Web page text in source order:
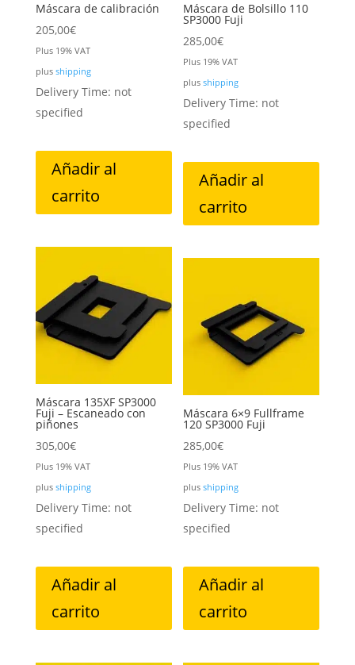
Máscara de calibración
205,00€
Plus 19% VAT
plus shipping
Delivery Time: not
specified
Añadir al
carrito
Máscara de Bolsillo 110
SP3000 Fuji
285,00€
Plus 19% VAT
plusshipping
Delivery Time: not
specified
Añadir al
carrito
Máscara 135XF SP3000
Fuji – Escaneado con
piñones
305,00€
Plus 19% VAT
plus shipping
Delivery Time: not
specified
Añadir al
carrito
Máscara 6×9 Fullframe
120 SP3000 Fuji
285,00€
Plus 19% VAT
plusshipping
Delivery Time: not
specified
Añadir al
carrito